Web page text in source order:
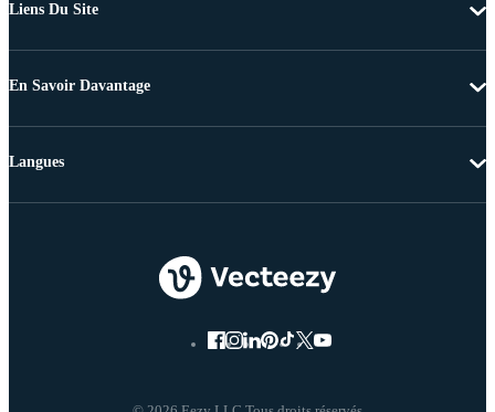
Liens Du Site
En Savoir Davantage
Langues